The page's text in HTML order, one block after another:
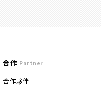
合作 Partner
合作夥伴